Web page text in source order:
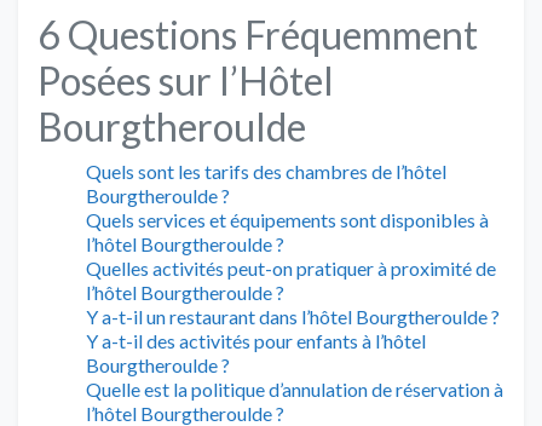
6 Questions Fréquemment
Posées sur l’Hôtel
Bourgtheroulde
Quels sont les tarifs des chambres de l’hôtel
Bourgtheroulde ?
Quels services et équipements sont disponibles à
l’hôtel Bourgtheroulde ?
Quelles activités peut-on pratiquer à proximité de
l’hôtel Bourgtheroulde ?
Y a-t-il un restaurant dans l’hôtel Bourgtheroulde ?
Y a-t-il des activités pour enfants à l’hôtel
Bourgtheroulde ?
Quelle est la politique d’annulation de réservation à
l’hôtel Bourgtheroulde ?